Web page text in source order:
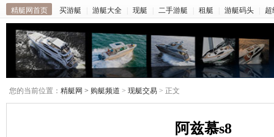
精艇网首页 买游艇 游艇大全 现艇 二手游艇 租艇 游艇码头 超
您的当前位置： 精艇网 > 购艇频道 > 现艇交易 > 正文
阿兹慕s8